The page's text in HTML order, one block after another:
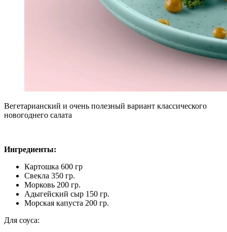
Вегетарианский и очень полезный вариант классического
новогоднего салата
Ингредиенты:
Картошка 600 гр
Свекла 350 гр.
Морковь 200 гр.
Адыгейский сыр 150 гр.
Морская капуста 200 гр.
Для соуса: